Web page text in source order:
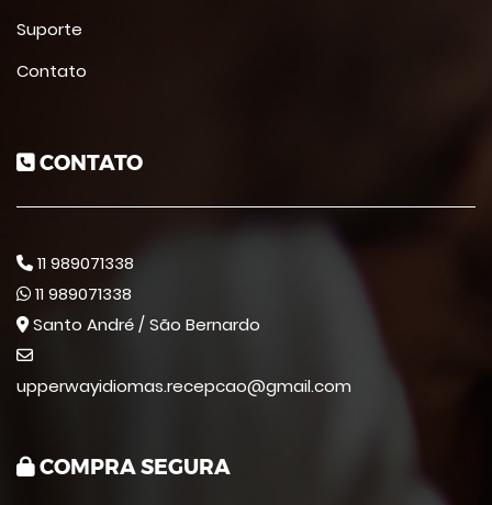
Suporte
Contato
CONTATO
11 989071338
11 989071338
Santo André / São Bernardo
upperwayidiomas.recepcao@gmail.com
COMPRA SEGURA